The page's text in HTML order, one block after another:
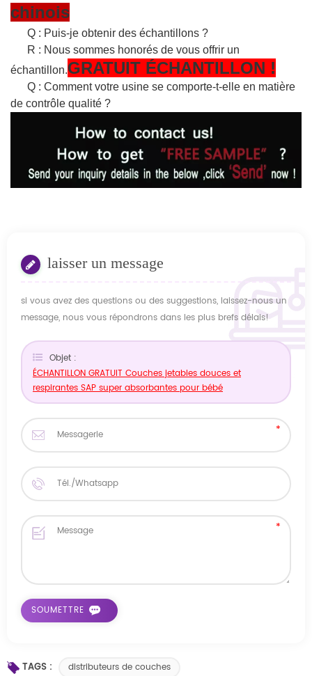
chinois
Q : Puis-je obtenir des échantillons ?
R : Nous sommes honorés de vous offrir un
échantillon.GRATUIT ÉCHANTILLON !
Q : Comment votre usine se comporte-t-elle en matière
de contrôle qualité ?
laisser un message
si vous avez des questions ou des suggestions, laissez-nous un
message, nous vous répondrons dans les plus brefs délais!
Objet :
ÉCHANTILLON GRATUIT Couches jetables douces et
respirantes SAP super absorbantes pour bébé
TAGS :
distributeurs de couches